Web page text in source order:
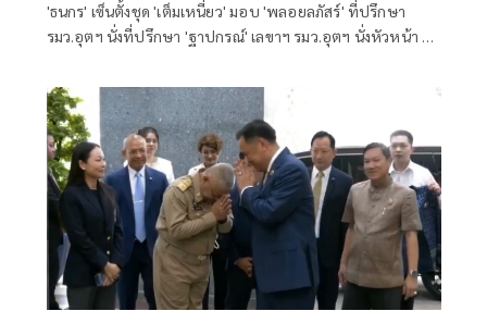
'ธนกร' เซ็นตั้งชุด 'เต็มเหนี่ยว' มอบ 'พลอยลภัสร์' ที่ปรึกษา
รมว.อุตฯ นั่งที่ปรึกษา 'ฐาปกรณ์' เลขาฯ รมว.อุตฯ นั่งหัวหน้า จัด